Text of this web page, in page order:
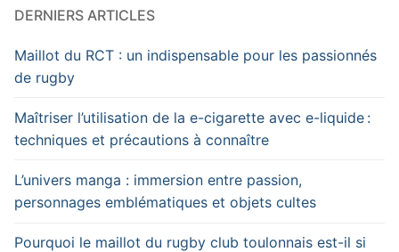
DERNIERS ARTICLES
Maillot du RCT : un indispensable pour les passionnés
de rugby
Maîtriser l’utilisation de la e-cigarette avec e-liquide :
techniques et précautions à connaître
L’univers manga : immersion entre passion,
personnages emblématiques et objets cultes
Pourquoi le maillot du rugby club toulonnais est-il si